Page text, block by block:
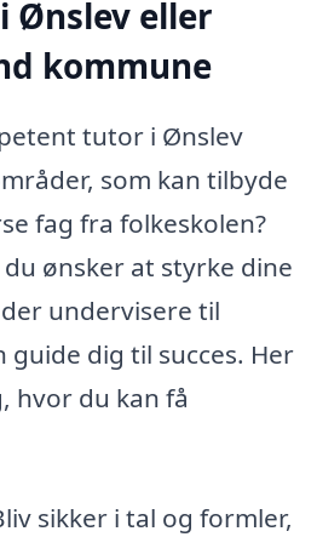
Ønslev eller
kommune
tutor i Ønslev
som kan tilbyde
fag fra folkeskolen?
ønsker at styrke dine
undervisere til
dig til succes. Her
hvor du kan få
sikker i tal og formler,